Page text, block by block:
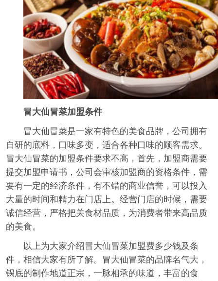
冒大仙冒菜加盟条件
冒大仙冒菜是一家有特色的美食品牌，公司拥有
自研的底料，口味多变，适合各种口味的顾客需求。
冒大仙冒菜的加盟条件要求不高，首先，加盟商需要
提交加盟申请书，公司会审核加盟商的资格条件，需
要有一定的经济条件，有不错的商业信誉，可以投入
大量的时间和精力在门店上。经营门店的时候，需要
诚信经营，严格把关食材品质，为消费者带来高品质
的美食。
以上为大家介绍冒大仙冒菜加盟费多少钱及条
件，相信大家有所了解。冒大仙冒菜的品牌名气大，
锅底的制作地道正宗，一脉相承的味道，丰富的食